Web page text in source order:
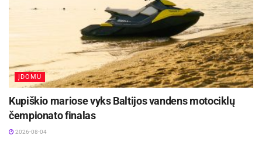
ĮDOMU
Kupiškio mariose vyks Baltijos vandens motociklų
čempionato finalas
2026-08-04